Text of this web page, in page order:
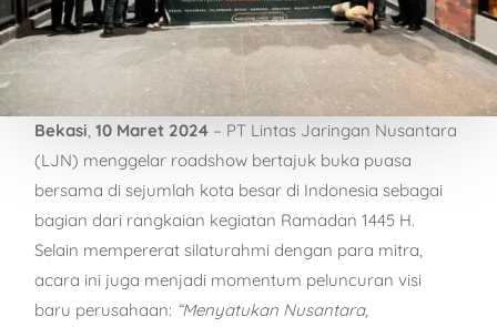
Bekasi ,10 Maret 2024 – PT Lintas Jaringan Nusantara
(LJN) menggelar roadshow bertajuk buka puasa
bersama di sejumlah kota besar di Indonesia sebagai
bagian dari rangkaian kegiatan Ramadan 1445 H.
Selain mempererat silaturahmi dengan para mitra,
acara ini juga menjadi momentum peluncuran visi
baru perusahaan: “Menyatukan Nusantara,